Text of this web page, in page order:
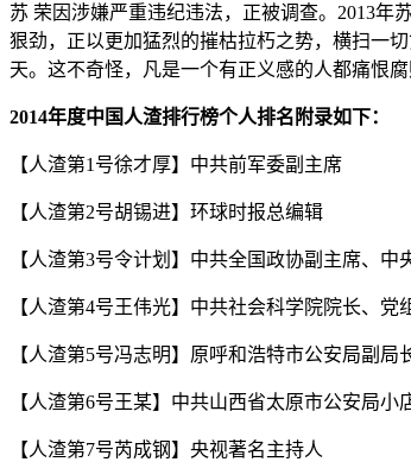
苏 荣因涉嫌严重违纪违法，正被调查。2013年
狠劲，正以更加猛烈的摧枯拉朽之势，横扫一
天。这不奇怪，凡是一个有正义感的人都痛恨
2014年度中国人渣排行榜个人排名附录如下：
【人渣第1号徐才厚】中共前军委副主席
【人渣第2号胡锡进】环球时报总编辑
【人渣第3号令计划】中共全国政协副主席、中
【人渣第4号王伟光】中共社会科学院院长、党
【人渣第5号冯志明】原呼和浩特市公安局副局
【人渣第6号王某】中共山西省太原市公安局小
【人渣第7号芮成钢】央视著名主持人